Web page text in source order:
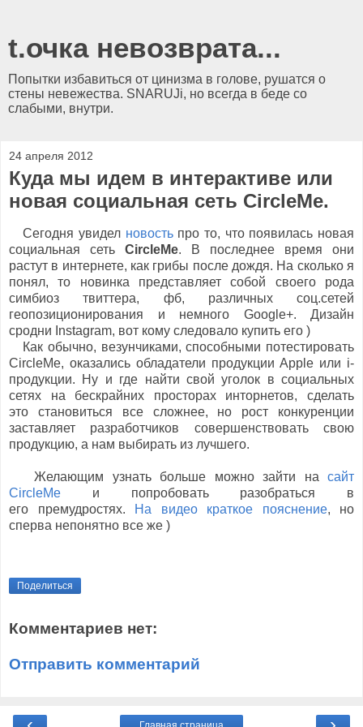
t.очка невозврата...
Попытки избавиться от цинизма в голове, рушатся о
стены невежества. SNARUJi, но всегда в беде со
слабыми, внутри.
24 апреля 2012
Куда мы идем в интерактиве или
новая социальная сеть CircleMe.
Сегодня увидел новостьпро то, что появилась новая
социальная сеть CircleMe. В последнее время они
растут в интернете, как грибы после дождя. На сколько я
понял, то новинка представляет собой своего рода
симбиоз твиттера, фб, различных соц.сетей
геопозиционирования и немного Google+. Дизайн
сродни Instagram, вот кому следовало купить его )
Как обычно, везунчиками, способными потестировать
CircleMe, оказались обладатели продукции Apple или i-
продукции. Ну и где найти свой уголок в социальных
сетях на бескрайних просторах инторнетов, сделать
это становиться все сложнее, но рост конкуренции
заставляет разработчиков совершенствовать свою
продукцию, а нам выбирать из лучшего.
Желающим узнать больше можно зайти на сайт
CircleMe и попробовать разобраться в
его премудростях.
На видео краткое пояснение, но
сперва непонятно все же )
Поделиться
Комментариев нет:
Отправить комментарий